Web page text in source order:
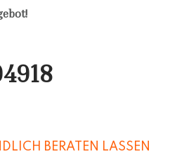
BERATEN LASSEN